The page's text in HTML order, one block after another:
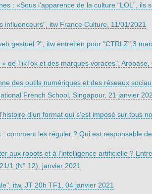
: «Sous l’apparence de la culture “LOL”,
influenceurs", itw France Culture, 11/01/2021
gestuel ?", itw entretien pour "CTRLZ",3
de TikTok et des marques voraces",
des outils numériques et des réseaux
French School, Singapour, 21 janvier
d’un format qui s’est imposé sur tous
: comment les réguler ? Qui est responsable
aux robots et à l’intelligence artificielle ?
1 (N° 12), janvier 2021
itw, JT 20h TF1, 04 janvier 2021